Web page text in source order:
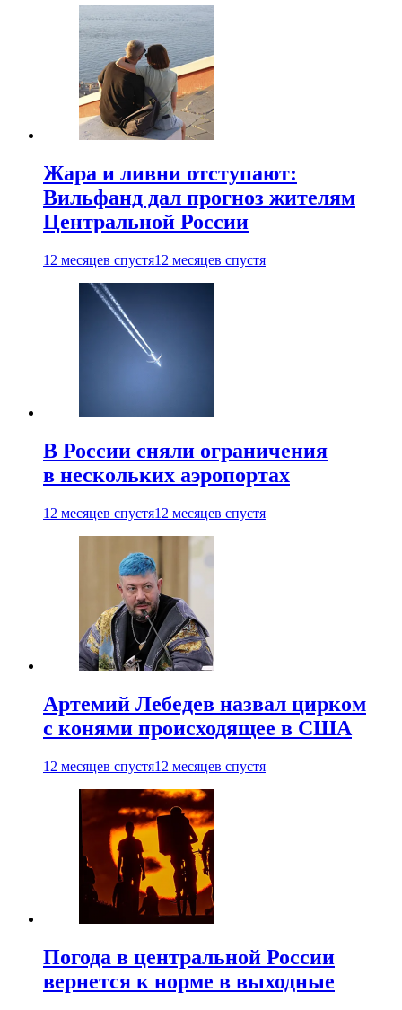
Жара и ливни отступают:
Вильфанд дал прогноз жителям
Центральной России
12 месяцев спустя12 месяцев спустя
В России сняли ограничения
в нескольких аэропортах
12 месяцев спустя12 месяцев спустя
Артемий Лебедев назвал цирком
с конями происходящее в США
12 месяцев спустя12 месяцев спустя
Погода в центральной России
вернется к норме в выходные